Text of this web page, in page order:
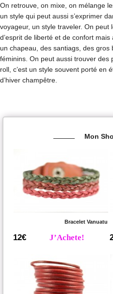
On retrouve, on mixe, on mélange
un style qui peut aussi s’exprimer
voyageur, un style traveler. On
d’esprit de liberté et de confort
un chapeau, des santiags, des
féminins. On peut aussi trouver des
roll, c’est un style souvent porté en
d’hiver champêtre.
Mon
Bracelet Vanuatu
12€ J’Achete!